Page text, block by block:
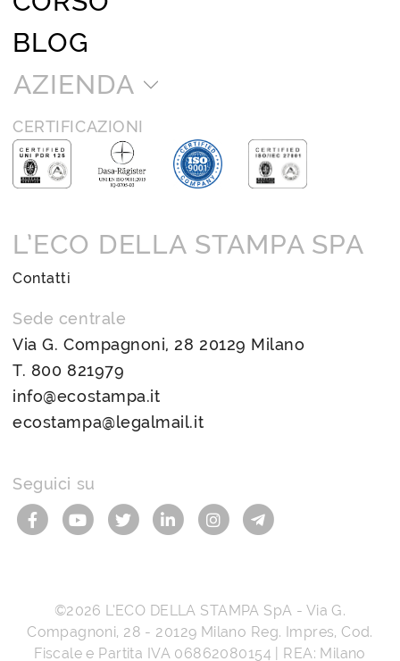
BLOG
AZIENDA
CERTIFICAZIONI
L’ECO DELLA STAMPA SPA
Contatti
Sede centrale
Via G. Compagnoni, 28 20129 Milano
T. 800 821979
info@ecostampa.it
ecostampa@legalmail.it
Seguici su
©2026 L’ECO DELLA STAMPA SpA - Via G.
Compagnoni, 28 - 20129 Milano Reg. Impres, Cod.
Fiscale e Partita IVA 06862080154 | REA: Milano